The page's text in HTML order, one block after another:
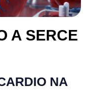
A SERCE
NA